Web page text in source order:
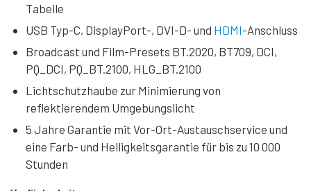
Tabelle
USB Typ-C, DisplayPort-, DVI-D- und HDMI-Anschluss
Broadcast und Film-Presets BT.2020, BT709, DCI,
PQ_DCI, PQ_BT.2100, HLG_BT.2100
Lichtschutzhaube zur Minimierung von
reflektierendem Umgebungslicht
5 Jahre Garantie mit Vor-Ort-Austauschservice und
eine Farb- und Helligkeitsgarantie für bis zu 10 000
Stunden